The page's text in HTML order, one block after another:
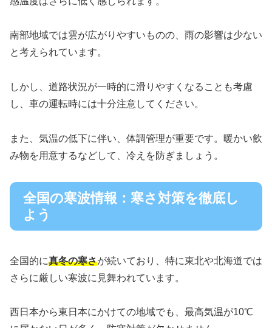
南部地域では雲が広がりやすいものの、雨の影響は少ない
と考えられています。
しかし、道路状況が一時的に滑りやすくなることも考慮
し、車の運転時には十分注意してください。
また、気温の低下に伴い、体調管理が重要です。暖かい飲
み物を用意するなどして、冷えを防ぎましょう。
全国の寒波情報：寒さ対策を徹底し
よう
全国的に真冬の寒さが続いており、特に東北や北海道では
さらに厳しい寒波に見舞われています。
西日本から東日本にかけての地域でも、最高気温が10℃